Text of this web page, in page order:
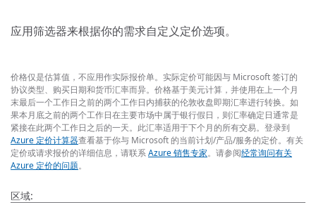
应用筛选器来根据你的需求自定义定价选项。
价格仅是估算值，不应用作实际报价单。实际定价可能因与 Microsoft 签订的
协议类型、购买日期和货币汇率而异。价格基于美元计算，并使用在上一个月
末最后一个工作日之前的两个工作日内捕获的伦敦收盘即期汇率进行转换。如
果本月底之前的两个工作日在主要市场中属于银行假日，则汇率确定日通常是
紧接在此两个工作日之后的一天。此汇率适用于下个月的所有交易。登录到
Azure 定价计算器查看基于你与 Microsoft 的当前计划/产品/服务的定价。有关
定价或请求报价的详细信息，请联系Azure 销售专家。请参阅经常询问有关
Azure 定价的问题。
区域: